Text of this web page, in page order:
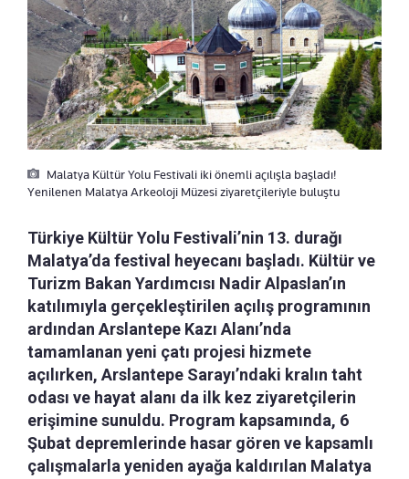
Malatya Kültür Yolu Festivali iki önemli açılışla başladı!
Yenilenen Malatya Arkeoloji Müzesi ziyaretçileriyle buluştu
Türkiye Kültür Yolu Festivali’nin 13. durağı
Malatya’da festival heyecanı başladı. Kültür ve
Turizm Bakan Yardımcısı Nadir Alpaslan’ın
katılımıyla gerçekleştirilen açılış programının
ardından Arslantepe Kazı Alanı’nda
tamamlanan yeni çatı projesi hizmete
açılırken, Arslantepe Sarayı’ndaki kralın taht
odası ve hayat alanı da ilk kez ziyaretçilerin
erişimine sunuldu. Program kapsamında, 6
Şubat depremlerinde hasar gören ve kapsamlı
çalışmalarla yeniden ayağa kaldırılan Malatya